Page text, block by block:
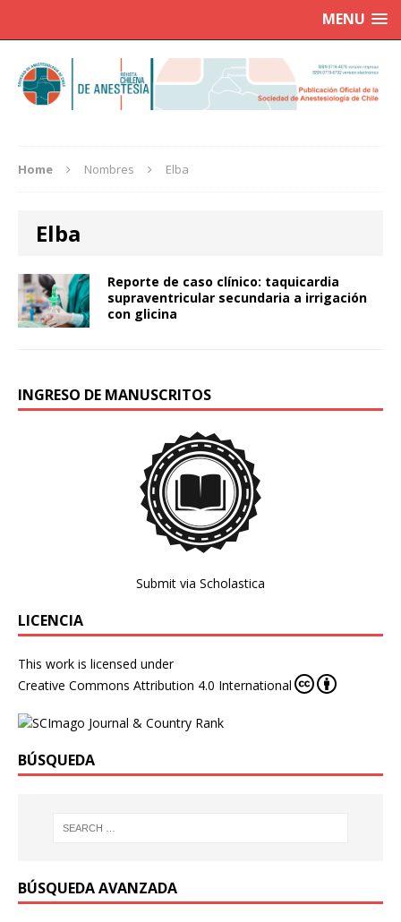
MENU
Home Nombres Elba
Elba
Reporte de caso clínico: taquicardia
supraventricular secundaria a irrigación
con glicina
INGRESO DE MANUSCRITOS
Submit via Scholastica
LICENCIA
This work is licensed under
Creative Commons Attribution 4.0 International
BÚSQUEDA
BÚSQUEDA AVANZADA